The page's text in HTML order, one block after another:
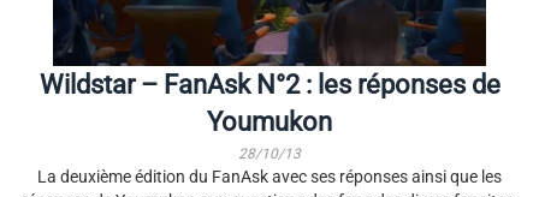
Wildstar – FanAsk N°2 : les réponses de
Youmukon
28/10/13
La deuxième édition du FanAsk avec ses réponses ainsi que les